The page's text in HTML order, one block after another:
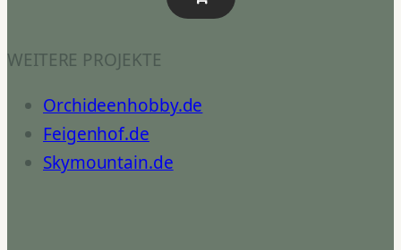
WEITERE PROJEKTE
Orchideenhobby.de
Feigenhof.de
Skymountain.de